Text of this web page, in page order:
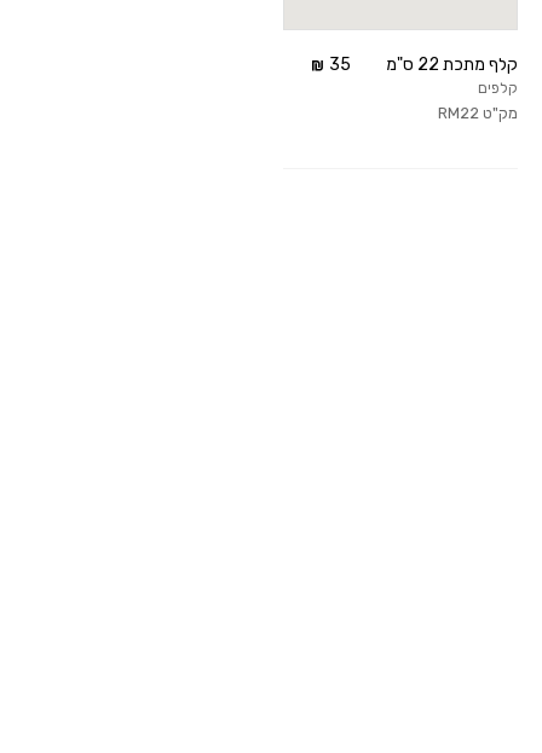
קלף מתכת 22 ס"מ
קלפים
מק"ט RM22
35